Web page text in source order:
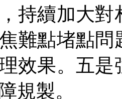
持續加大
難點堵點
效果。五
規製。